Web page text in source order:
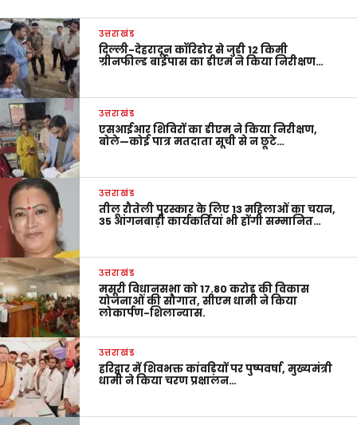
उत्तराखंड
दिल्ली-देहरादून कॉरिडोर से जुड़ी 12 किमी
ग्रीनफील्ड बाईपास का डीएम ने किया निरीक्षण…
उत्तराखंड
एसआईआर शिविरों का डीएम ने किया निरीक्षण,
बोले—कोई पात्र मतदाता सूची से न छूटे…
उत्तराखंड
तीलू रौतेली पुरस्कार के लिए 13 महिलाओं का चयन,
35 आंगनबाड़ी कार्यकर्तियां भी होंगी सम्मानित…
उत्तराखंड
मसूरी विधानसभा को 17.80 करोड़ की विकास
योजनाओं की सौगात, सीएम धामी ने किया
लोकार्पण-शिलान्यास.
उत्तराखंड
हरिद्वार में शिवभक्त कांवड़ियों पर पुष्पवर्षा, मुख्यमंत्री
धामी ने किया चरण प्रक्षालन…